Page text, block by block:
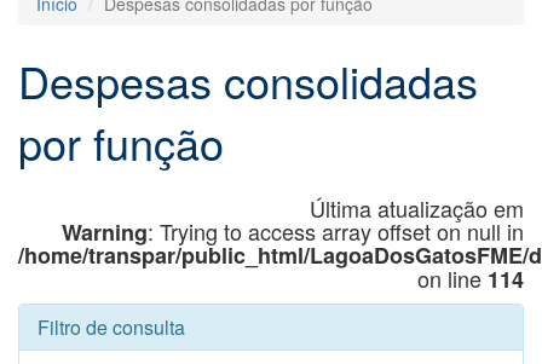
Despesas consolidadas
por função
Última atualização em
Warning: Trying to access array offset on null in
/home/transpar/public_html/LagoaDosGatosFME/
on line 114
Filtro de consulta